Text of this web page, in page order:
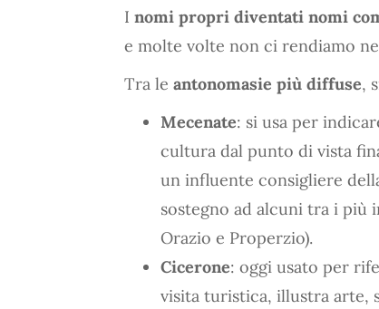
I nomi propri diventati nomi
e molte volte non ci rendiamo
Tra le antonomasie più diffuse,
Mecenate: si usa per
cultura dal punto di vista
un influente consigliere
sostegno ad alcuni tra i più
Orazio e Properzio).
Cicerone: oggi usato per
visita turistica, illustra arte,